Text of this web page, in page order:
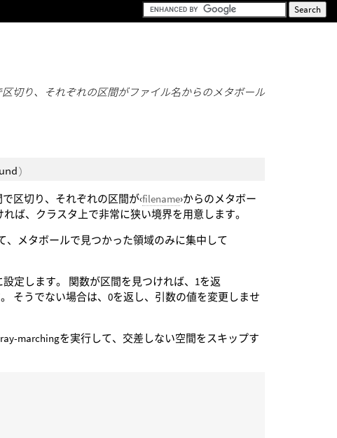
切り、それぞれの区間がファイル名からのメタボール
)
区切り、それぞれの区間が‹filename›からのメタボー
ば、クラスタ上で非常に狭い境界を用意します。
、メタボールで見つかった領域のみに集中して
設定します。 関数が区間を見つければ、1を返
そうでない場合は、0を返し、引数の値を変更しませ
marchingを実行して、交差しない空間をスキップす